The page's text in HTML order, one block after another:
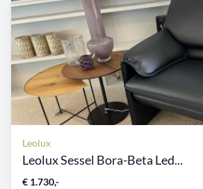
Leolux
Leolux Sessel Bora-Beta Led...
€ 1.730,-